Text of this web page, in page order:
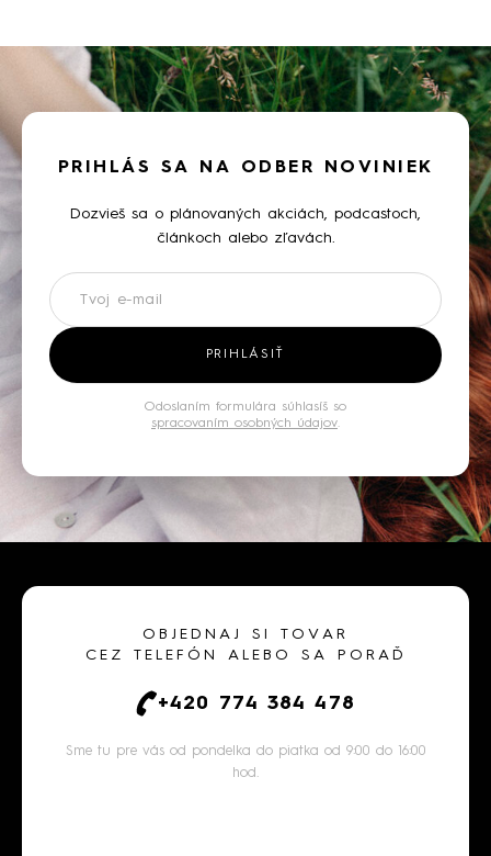
PRIHLÁS SA NA ODBER NOVINIEK
Dozvieš sa o plánovaných akciách, podcastoch,
článkoch alebo zľavách.
Newsletter
PRIHLÁSIŤ
Odoslaním formulára súhlasíš so
spracovaním osobných údajov.
OBJEDNAJ SI TOVAR
CEZ TELEFÓN ALEBO SA PORAĎ
+420 774 384 478
Sme tu pre vás od pondelka do piatka od 9:00 do 16:00
hod.